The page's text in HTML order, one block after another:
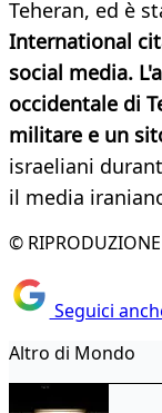
Teheran, ed è
International
social media.
occidentale di
militare e un
israeliani
il media
© RIPRODUZIONE
Seguici
Altro di Mondo